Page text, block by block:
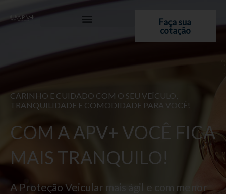
para
Faça sua
cotação
CARINHO E CUIDADO COM O SEU VEÍCULO,
TRANQUILIDADE E COMODIDADE PARA VOCÊ!
COM A APV+ VOCÊ FICA
MAIS TRANQUILO!
A Proteção Veicular mais ágil e com menor